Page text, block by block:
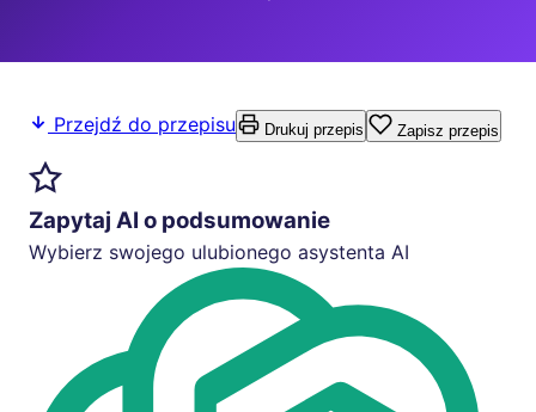
Przejdź do przepisu Drukuj przepis Zapisz przepis
Zapytaj AI o podsumowanie
Wybierz swojego ulubionego asystenta AI